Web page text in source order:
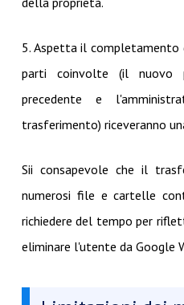
5. Aspetta il
parti coinvolte (il nuovo
precedente e
trasferimento) riceveranno
Sii consapevole che il
numerosi file e cartelle
richiedere del tempo per
eliminare l'utente da Google